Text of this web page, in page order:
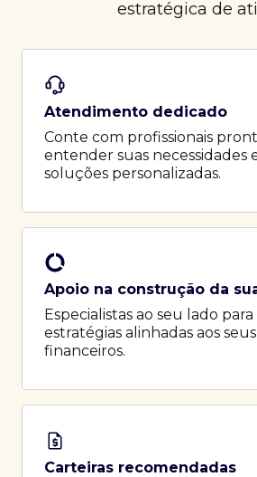
estratégica de
Atendimento dedicado
Conte com profissionais
entender suas necessidades
soluções personalizadas.
Apoio na construção da
Especialistas ao seu lado
estratégias alinhadas aos
financeiros.
Carteiras recomendadas